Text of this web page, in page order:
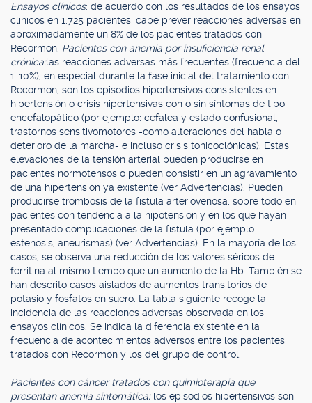
Ensayos clínicos: de acuerdo con los resultados de los ensayos
clínicos en 1.725 pacientes, cabe prever reacciones adversas en
aproximadamente un 8% de los pacientes tratados con
Recormon. Pacientes con anemia por insuficiencia renal
crónica:las reacciones adversas más frecuentes (frecuencia del
1-10%), en especial durante la fase inicial del tratamiento con
Recormon, son los episodios hipertensivos consistentes en
hipertensión o crisis hipertensivas con o sin síntomas de tipo
encefalopático (por ejemplo: cefalea y estado confusional,
trastornos sensitivomotores -como alteraciones del habla o
deterioro de la marcha- e incluso crisis tonicoclónicas). Estas
elevaciones de la tensión arterial pueden producirse en
pacientes normotensos o pueden consistir en un agravamiento
de una hipertensión ya existente (ver Advertencias). Pueden
producirse trombosis de la fístula arteriovenosa, sobre todo en
pacientes con tendencia a la hipotensión y en los que hayan
presentado complicaciones de la fístula (por ejemplo:
estenosis, aneurismas) (ver Advertencias). En la mayoría de los
casos, se observa una reducción de los valores séricos de
ferritina al mismo tiempo que un aumento de la Hb. También se
han descrito casos aislados de aumentos transitorios de
potasio y fosfatos en suero. La tabla siguiente recoge la
incidencia de las reacciones adversas observada en los
ensayos clínicos. Se indica la diferencia existente en la
frecuencia de acontecimientos adversos entre los pacientes
tratados con Recormon y los del grupo de control.
Pacientes con cáncer tratados con quimioterapia que
presentan anemia sintomática: los episodios hipertensivos son